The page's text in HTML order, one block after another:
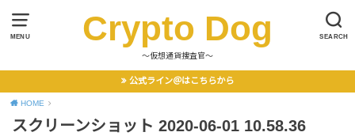
MENU SEARCH
Crypto Dog
〜仮想通貨捜査官〜
公式ライン＠はこちらから
HOME
スクリーンショット 2020-06-01 10.58.36